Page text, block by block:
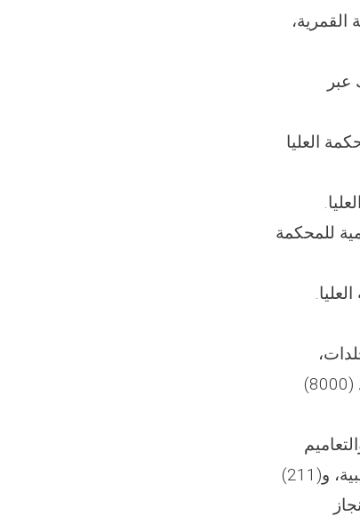
القمرية،
إنفوغرافيك عبر
وتسجيل (48) برنامج «المحكمة العليا
الرسمية للمحكمة
في معاملات الإسلام» في ثمانية (8) مجلدات،
لفضيلة الشيخ قاضي القضاة ورئيس المحكمة العليا، وطبع بطباعة عالية الجودة بعدد (8000)
والتعاميم
الصادرة عن المحكمة العليا، و(507) مجلدات من الكتب المختلفة، و(6000) وصفة طبية، و(211)